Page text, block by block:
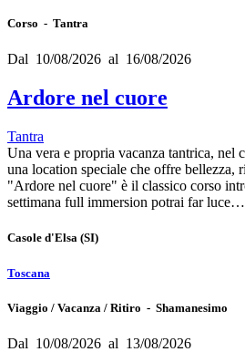
Corso - Tantra
Dal 10/08/2026 al 16/08/2026
Ardore nel cuore
Tantra
Una vera e propria vacanza tantrica, nel
una location speciale che offre bellezza,
"Ardore nel cuore" è il classico corso
settimana full immersion potrai far luce…
Casole d'Elsa (SI)
Toscana
Viaggio / Vacanza / Ritiro - Shamanesimo
Dal 10/08/2026 al 13/08/2026